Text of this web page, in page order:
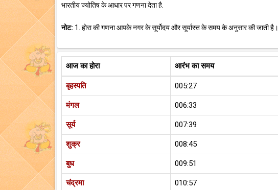
भारतीय ज्योतिष के आधार पर गणना देता है.
नोट: 1. होरा की गणना आपके नगर के सूर्योदय और सूर्यास्त के समय के अनुसार की जाती है।
आज का होरा आरंभ का समय
बृहस्पति 005:27
मंगल 006:33
सूर्य 007:39
शुक्र 008:45
बुध 009:51
चंद्रमा 010:57